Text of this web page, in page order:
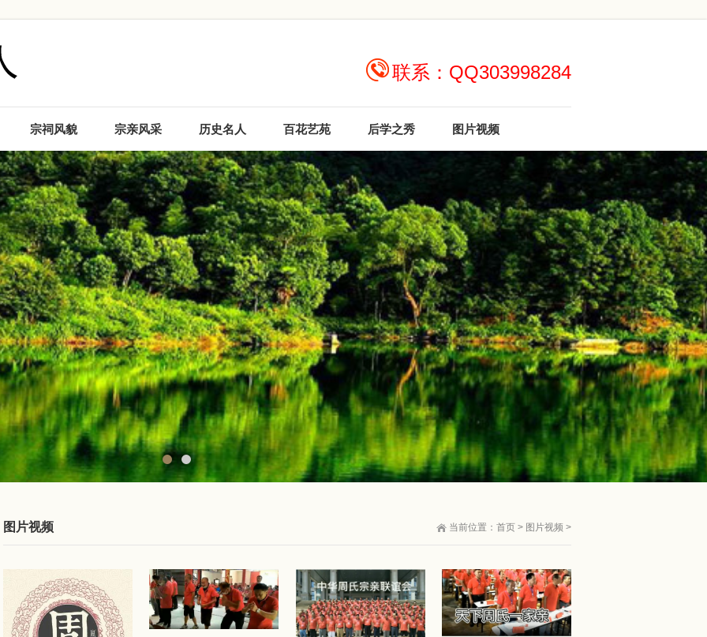
联系：QQ303998284
宗祠风貌 宗亲风采 历史名人 百花艺苑 后学之秀 图片视频
当前位置： 首页 > 图片视频 >
图片视频